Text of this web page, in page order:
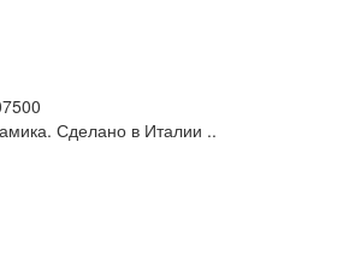
Сделано в Италии ..